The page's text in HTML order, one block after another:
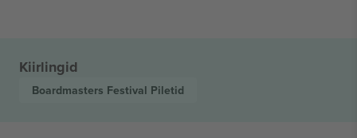
Kiirlingid
Boardmasters Festival Piletid